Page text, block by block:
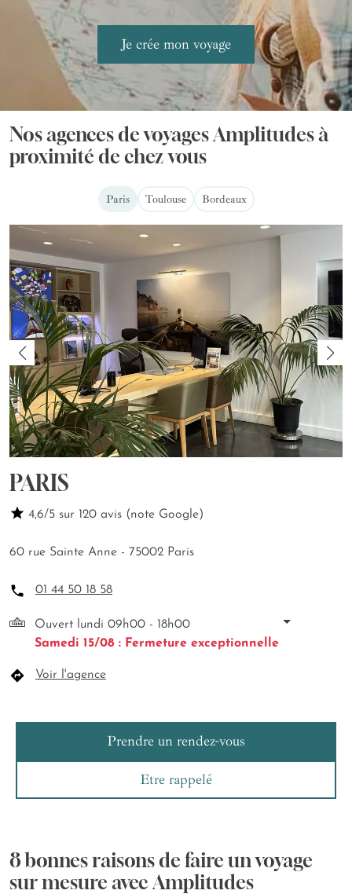
Nos agences de voyages Amplitudes à
proximité de chez vous
Paris Toulouse Bordeaux
PARIS
4,6/5 sur 120 avis (note Google)
60 rue Sainte Anne - 75002 Paris
01 44 50 18 58
Ouvert lundi 09h00 - 18h00
Samedi 15/08 : Fermeture exceptionnelle
Voir l'agence
Prendre un rendez-vous
Etre rappelé
8 bonnes raisons de faire un voyage
sur mesure avec Amplitudes